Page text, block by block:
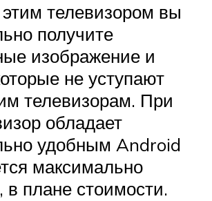
телевизором вы
получите
изображение и
не уступают
телевизорам. При
обладает
удобным Android
максимально
плане стоимости.